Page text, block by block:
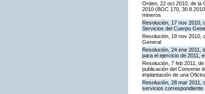
Orden, 22 oct 2010, de la
2010 (BOC 170,
mineros
Resolución, 17 nov 2010,
Servicios del Cuerpo
Resolución, 19 nov 2010,
General
Resolución, 24 ene 2011,
para el ejercicio de 2011,
Resolución, 7 feb 2011,
publicación del Convenio
implantación de una
Resolución, 28 mar
servicios correspondiente